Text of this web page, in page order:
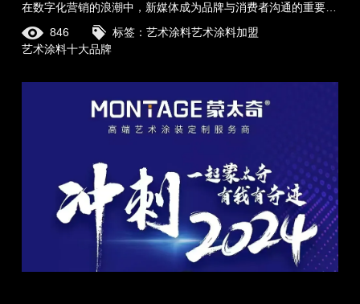
在数字化营销的浪潮中，新媒体成为品牌与消费者沟通的重要桥梁，面对激烈的市场竞争，蒙太奇紧跟时代步伐，旨在通过专业的指导和丰富的实战经验，帮助经销商......
846
标签： 艺术涂料艺术涂料加盟
艺术涂料十大品牌